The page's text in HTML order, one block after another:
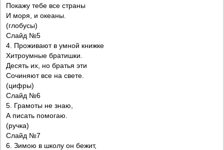
Покажу тебе все страны
И моря, и океаны.
(глобусы)
Слайд №5
4. Проживают в умной книжке
Хитроумные братишки.
Десять их, но братья эти
Сочиняют все на свете.
(цифры)
Слайд №6
5. Грамоты не знаю,
А писать помогаю.
(ручка)
Слайд №7
6. Зимою в школу он бежит,